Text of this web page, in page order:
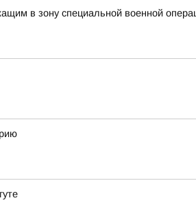
в зону специальной военной